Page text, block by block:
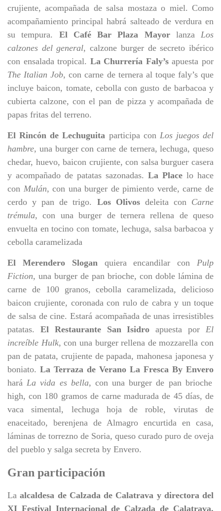
crujiente, acompañada de salsa mostaza o miel. Como
acompañamiento principal habrá salteado de verdura en
su tempura. El Café Bar Plaza Mayorlanza Los
calzones del general, calzone burger de secreto ibérico
con ensalada tropical. La Churrería Faly’sapuesta por
The Italian Job, con carne de ternera al toque faly’s que
incluye baicon, tomate, cebolla con gusto de barbacoa y
cubierta calzone, con el pan de pizza y acompañada de
papas fritas del terreno.
El Rincón de Lechuguita participa conLos juegos del
hambre, una burger con carne de ternera, lechuga, queso
chedar, huevo, baicon crujiente, con salsa burguer casera
y acompañado de patatas sazonadas. La Place lo hace
con Mulán, con una burger de pimiento verde, carne de
cerdo y pan de trigo. Los Olivos deleita con Carne
trémula, con una burger de ternera rellena de queso
envuelta en tocino con tomate, lechuga, salsa barbacoa y
cebolla caramelizada
El Merendero Sloganquiera encandilar conPulp
Fiction, una burger de pan brioche, con doble lámina de
carne de 100 granos, cebolla caramelizada, delicioso
baicon crujiente, coronada con rulo de cabra y un toque
de salsa de cine. Estará acompañada de unas irresistibles
patatas. El Restaurante San Isidro apuesta porEl
increíble Hulk, con una burger rellena de mozzarella con
pan de patata, crujiente de papada, mahonesa japonesa y
boniato. La Terraza de Verano La Fresca By Envero
haráLa vida es bella, con una burger de pan brioche
high, con 180 gramos de carne madurada de 45 días, de
vaca simental, lechuga hoja de roble, virutas de
enaceitado, berenjena de Almagro encurtida en casa,
láminas de torrezno de Soria, queso curado puro de oveja
del pueblo y salga secreta by Envero.
Gran participación
Laalcaldesa de Calzada de Calatrava y directora del
XI Festival Internacional de Calzada de Calatrava,